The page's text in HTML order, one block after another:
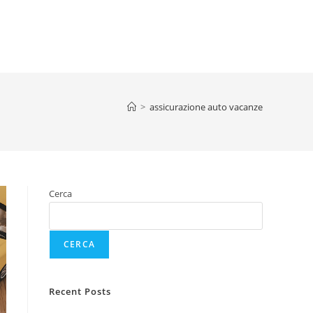
> assicurazione auto vacanze
Cerca
CERCA
Recent Posts